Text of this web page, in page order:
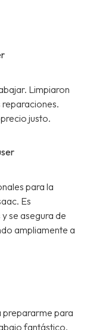
Limpiaron
reparaciones.
justo.
para la
Es
se asegura de
ampliamente a
prepararme para
fantástico.